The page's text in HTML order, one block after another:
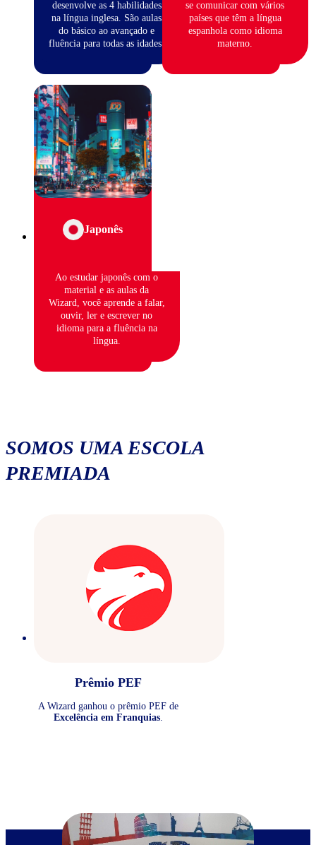
desenvolve as 4 habilidades
na língua inglesa. São aulas
do básico ao avançado e
fluência para todas as idades.
se comunicar com vários
países que têm a língua
espanhola como idioma
materno.
Japonês
Ao estudar japonês com o
material e as aulas da
Wizard, você aprende a falar,
ouvir, ler e escrever no
idioma para a fluência na
língua.
SOMOS UMA ESCOLA
PREMIADA
Prêmio PEF
A Wizard ganhou o prêmio PEF de
Excelência em Franquias.